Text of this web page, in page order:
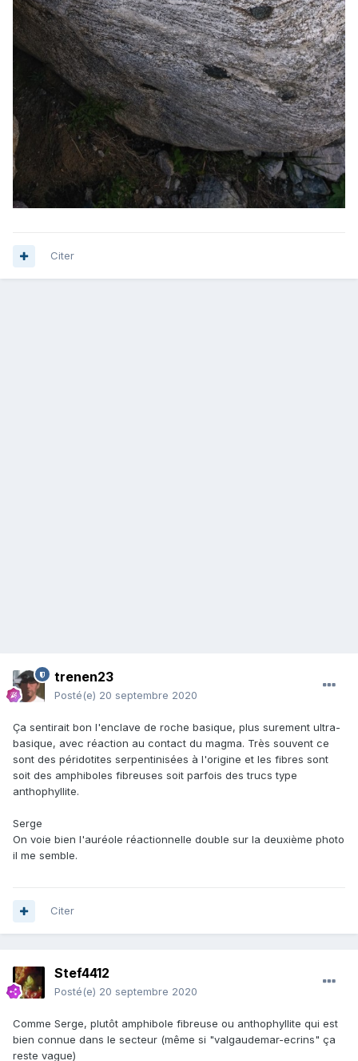
Citer
trenen23
Posté(e) 20 septembre 2020
Ça sentirait bon l'enclave de roche basique, plus surement ultra-
basique, avec réaction au contact du magma. Très souvent ce
sont des péridotites serpentinisées à l'origine et les fibres sont
soit des amphiboles fibreuses soit parfois des trucs type
anthophyllite.
Serge
On voie bien l'auréole réactionnelle double sur la deuxième photo
il me semble.
Citer
Stef4412
Posté(e) 20 septembre 2020
Comme Serge, plutôt amphibole fibreuse ou anthophyllite qui est
bien connue dans le secteur (même si "valgaudemar-ecrins" ça
reste vague)